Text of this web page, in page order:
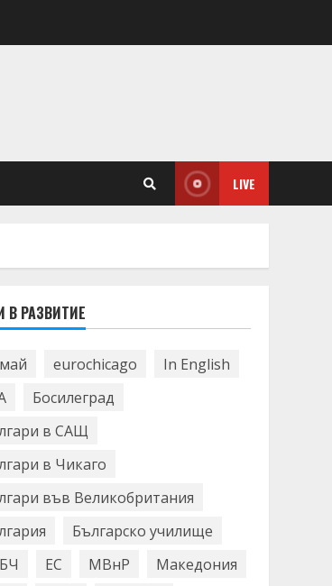
LIVE
В РАЗВИТИЕ
eurochicago
In English
Босилеград
в САЩ
в Чикаго
във Великобритания
Българско училище
ЕС МВнР
Македония